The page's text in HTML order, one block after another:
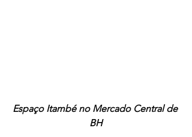
Espaço Itambé no Mercado Central de
BH